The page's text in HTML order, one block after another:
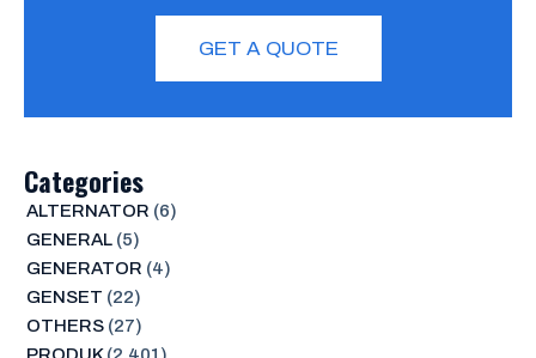
GET A QUOTE
Categories
ALTERNATOR (6)
GENERAL(5)
GENERATOR (4)
GENSET (22)
OTHERS(27)